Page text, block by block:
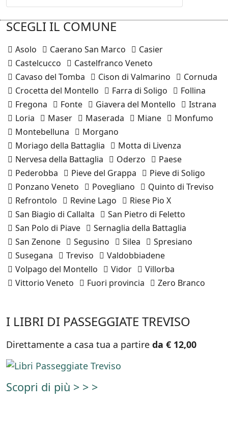
SCEGLI IL COMUNE
Asolo Caerano San Marco
Casier
Castelcucco
Castelfranco Veneto
Cavaso del Tomba
Cison di Valmarino
Cornuda
Crocetta del Montello
Farra di Soligo
Follina
Fregona
Fonte Giavera del Montello
Istrana
Loria
Maser Maserada Miane
Monfumo
Montebelluna
Morgano
Moriago della Battaglia
Motta di Livenza
Nervesa della Battaglia
Oderzo
Paese
Pederobba
Pieve del Grappa
Pieve di Soligo
Ponzano Veneto
Povegliano
Quinto di Treviso
Refrontolo
Revine Lago
Riese Pio X
San Biagio di Callalta
San Pietro di Feletto
San Polo di Piave
Sernaglia della Battaglia
San Zenone
Segusino Silea
Spresiano
Susegana
Treviso
Valdobbiadene
Volpago del Montello
Vidor
Villorba
Vittorio Veneto
Fuori provincia Zero Branco
I LIBRI DI PASSEGGIATE TREVISO
Direttamente a casa tua a partire da € 12,00
Scopri di più > > >